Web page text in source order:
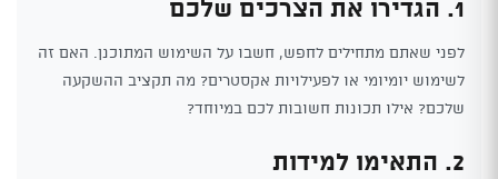
1. הגדירו את הצרכים שלכם
לפני שאתם מתחילים לחפש, חשבו על השימוש המתוכנן. האם זה
לשימוש יומיומי או לפעילויות אקסטרים? מה תקציב ההשקעה
שלכם? אילו תכונות חשובות לכם במיוחד?
2. התאימו למידות